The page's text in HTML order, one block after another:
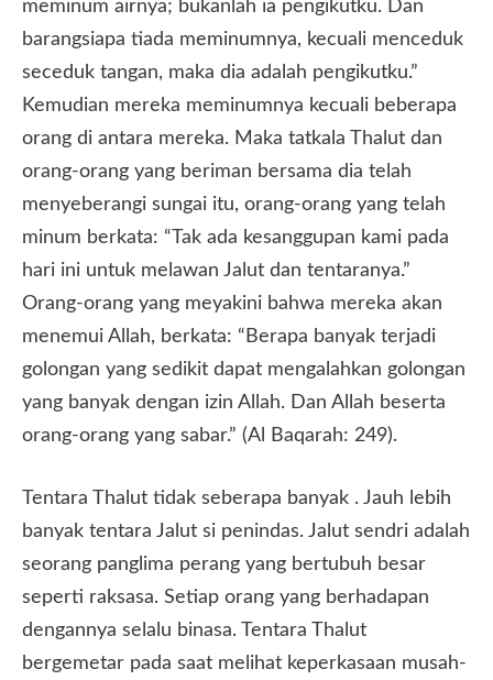
meminum airnya; bukanlah ia pengikutku. Dan
barangsiapa tiada meminumnya, kecuali menceduk
seceduk tangan, maka dia adalah pengikutku.”
Kemudian mereka meminumnya kecuali beberapa
orang di antara mereka. Maka tatkala Thalut dan
orang-orang yang beriman bersama dia telah
menyeberangi sungai itu, orang-orang yang telah
minum berkata: “Tak ada kesanggupan kami pada
hari ini untuk melawan Jalut dan tentaranya.”
Orang-orang yang meyakini bahwa mereka akan
menemui Allah, berkata: “Berapa banyak terjadi
golongan yang sedikit dapat mengalahkan golongan
yang banyak dengan izin Allah. Dan Allah beserta
orang-orang yang sabar.” (Al Baqarah: 249).
Tentara Thalut tidak seberapa banyak . Jauh lebih
banyak tentara Jalut si penindas. Jalut sendri adalah
seorang panglima perang yang bertubuh besar
seperti raksasa. Setiap orang yang berhadapan
dengannya selalu binasa. Tentara Thalut
bergemetar pada saat melihat keperkasaan musah-